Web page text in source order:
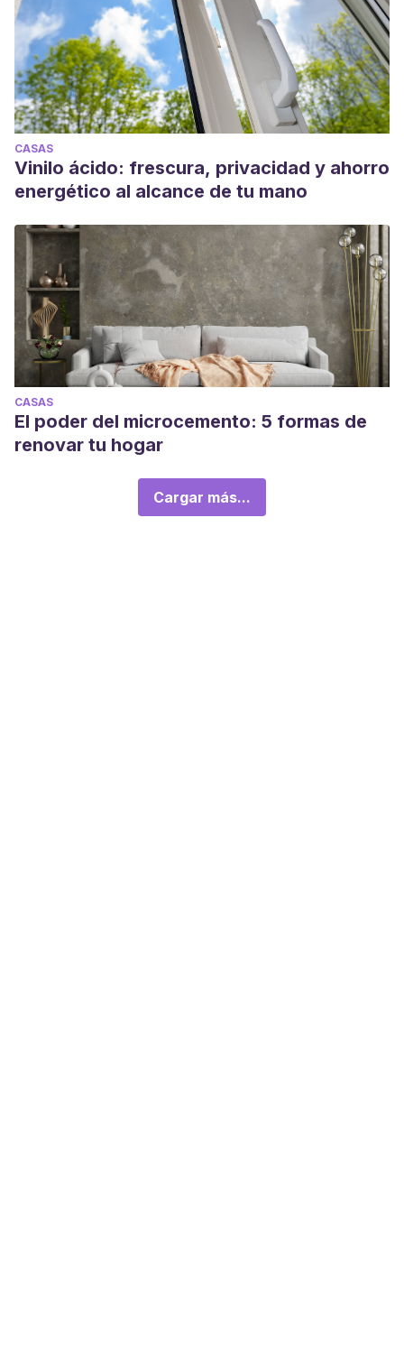
CASAS
Vinilo ácido: frescura, privacidad y ahorro
energético al alcance de tu mano
CASAS
El poder del microcemento: 5 formas de
renovar tu hogar
Cargar más...